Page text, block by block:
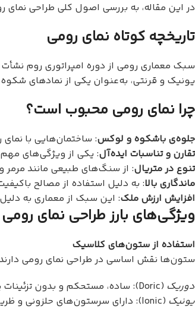
در این مقاله، به بررسی اصول کلی طراحی
تاریخچه کوتاه نمای رومی
سبک معماری رومی از دوره امپراتوری روم
یونیک و قرنتی، به‌عنوان یکی از نمادهای
چرا نمای رومی محبوب است؟
جلوه‌ی باشکوه و لوکس: ساختمان‌هایی با
تقارن و تناسبات ایده‌آل: یکی از ویژگی‌های
تنوع در متریال: از سنگ‌های طبیعی مانند مرمر و
ماندگاری بالا: به دلیل استفاده از مصالح
افزایش ارزش ملک: این سبک از معماری به
ویژگی‌های بارز طراحی نمای رومی
استفاده از ستون‌های کلاسیک
ستون‌ها نقش اساسی در طراحی نمای رومی
دوریک (Doric): ساده، مستحکم و بدون تزئینات پیچیده
یونیک (Ionic): دارای سرستون‌های حلزونی و ظریف‌تر